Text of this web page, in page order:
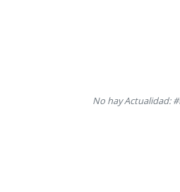
No hay Actualidad: